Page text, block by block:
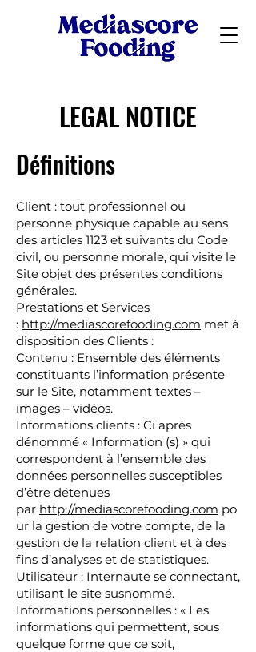
LEGAL NOTICE
Définitions
Client : tout professionnel ou
personne physique capable au sens
des articles 1123 et suivants du Code
civil, ou personne morale, qui visite le
Site objet des présentes conditions
générales.
Prestations et Services
: http://mediascorefooding.com met à
disposition des Clients :
Contenu : Ensemble des éléments
constituants l’information présente
sur le Site, notamment textes –
images – vidéos.
Informations clients : Ci après
dénommé « Information (s) » qui
correspondent à l’ensemble des
données personnelles susceptibles
d’être détenues
par http://mediascorefooding.com po
ur la gestion de votre compte, de la
gestion de la relation client et à des
fins d’analyses et de statistiques.
Utilisateur : Internaute se connectant,
utilisant le site susnommé.
Informations personnelles : « Les
informations qui permettent, sous
quelque forme que ce soit,